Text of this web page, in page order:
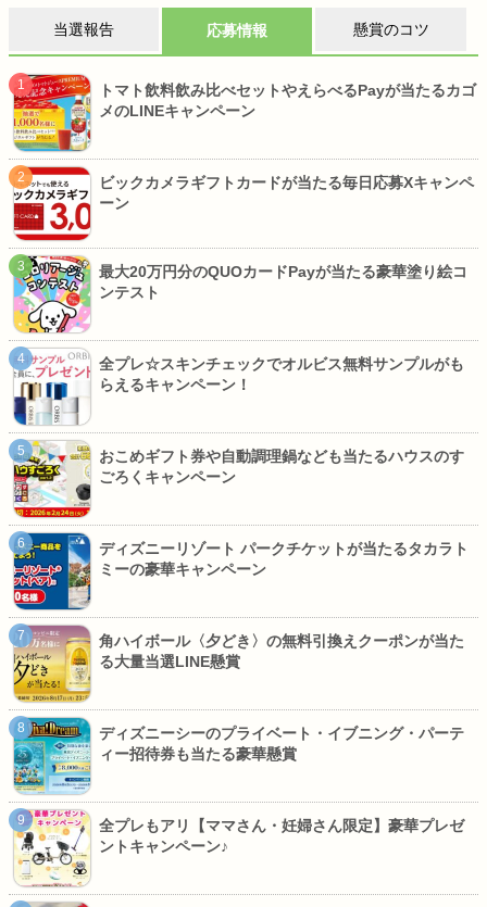
当選報告 応募情報 懸賞のコツ
トマト飲料飲み比べセットやえらべるPayが当たるカゴ
メのLINEキャンペーン
ビックカメラギフトカードが当たる毎日応募Xキャンペ
ーン
最大20万円分のQUOカードPayが当たる豪華塗り絵コ
ンテスト
全プレ☆スキンチェックでオルビス無料サンプルがも
らえるキャンペーン！
おこめギフト券や自動調理鍋なども当たるハウスのす
ごろくキャンペーン
ディズニーリゾート パークチケットが当たるタカラト
ミーの豪華キャンペーン
角ハイボール〈夕どき〉の無料引換えクーポンが当た
る大量当選LINE懸賞
ディズニーシーのプライベート・イブニング・パーテ
ィー招待券も当たる豪華懸賞
全プレもアリ【ママさん・妊婦さん限定】豪華プレゼ
ントキャンペーン♪